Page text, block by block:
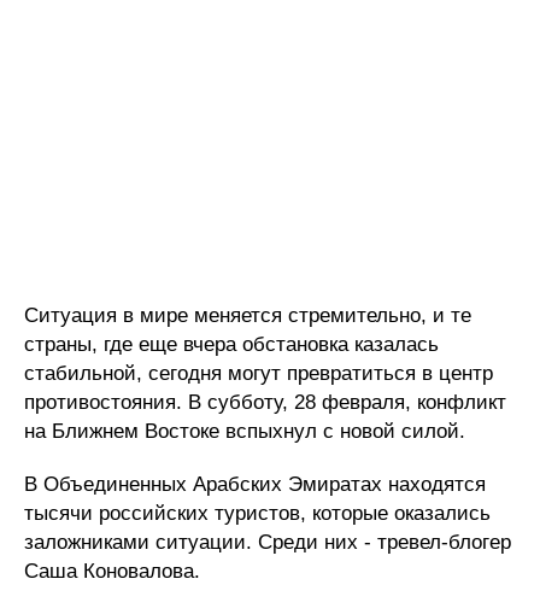
Ситуация в мире меняется стремительно, и те
страны, где еще вчера обстановка казалась
стабильной, сегодня могут превратиться в центр
противостояния. В субботу, 28 февраля, конфликт
на Ближнем Востоке вспыхнул с новой силой.
В Объединенных Арабских Эмиратах находятся
тысячи российских туристов, которые оказались
заложниками ситуации. Среди них - тревел-блогер
Саша Коновалова.